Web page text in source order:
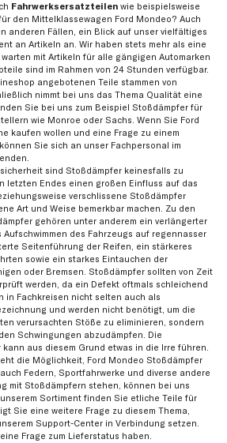
Fahrwerksersatzteilen wie beispielsweise
den Mittelklassewagen Ford Mondeo? Auch
anderen Fällen, ein Blick auf unser vielfältiges
an Artikeln an. Wir haben stets mehr als eine
mit Artikeln für alle gängigen Automarken
sind im Rahmen von 24 Stunden verfügbar.
angebotenen Teile stammen von
nimmt bei uns das Thema Qualität eine
Sie bei uns zum Beispiel Stoßdämpfer für
wie Monroe oder Sachs. Wenn Sie Ford
kaufen wollen und eine Frage zu einem
Sie sich an unser Fachpersonal im
sind Stoßdämpfer keinesfalls zu
letzten Endes einen großen Einfluss auf das
verschlissene Stoßdämpfer
Art und Weise bemerkbar machen. Zu den
gehören unter anderem ein verlängerter
des Fahrzeugs auf regennasser
Seitenführung der Reifen, ein stärkeres
sowie ein starkes Eintauchen der
oder Bremsen. Stoßdämpfer sollten von Zeit
werden, da ein Defekt oftmals schleichend
in Fachkreisen nicht selten auch als
und werden nicht benötigt, um die
verursachten Stöße zu eliminieren, sondern
Schwingungen abzudämpfen. Die
aus diesem Grund etwas in die Irre führen.
die Möglichkeit, Ford Mondeo Stoßdämpfer
Federn, Sportfahrwerke und diverse andere
mit Stoßdämpfern stehen, können bei uns
Sortiment finden Sie etliche Teile für
Sie eine weitere Frage zu diesem Thema,
Support-Center in Verbindung setzen.
Frage zum Lieferstatus haben.